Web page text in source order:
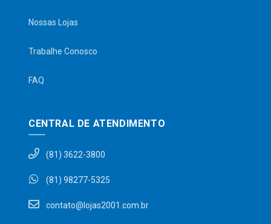
Nossas Lojas
Trabalhe Conosco
FAQ
CENTRAL DE ATENDIMENTO
(81) 3622-3800
(81) 98277-5325
contato@lojas2001.com.br